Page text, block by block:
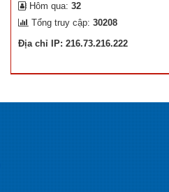
Hôm qua: 32
Tổng truy cập: 30208
Địa chỉ IP: 216.73.216.222